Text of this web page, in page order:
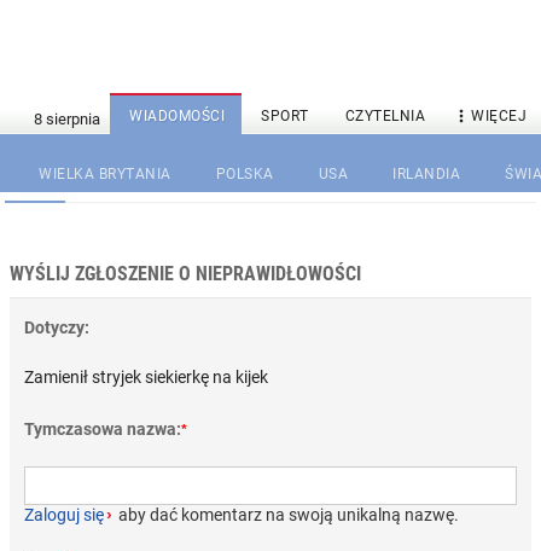
WIADOMOŚCI SPORT CZYTELNIA  WIĘCEJ
WIELKA BRYTANIA POLSKA USA IRLANDIA
WYŚLIJ ZGŁOSZENIE O NIEPRAWIDŁOWOŚCI
Dotyczy:
Zamienił stryjek siekierkę na kijek
Tymczasowa nazwa:*
Zaloguj się› aby dać komentarz na swoją unikalną nazwę.